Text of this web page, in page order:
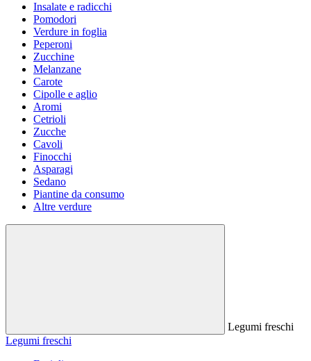
Insalate e radicchi
Pomodori
Verdure in foglia
Peperoni
Zucchine
Melanzane
Carote
Cipolle e aglio
Aromi
Cetrioli
Zucche
Cavoli
Finocchi
Asparagi
Sedano
Piantine da consumo
Altre verdure
Legumi freschi
Legumi freschi